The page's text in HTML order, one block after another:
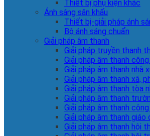
Thiết bị phụ kiện khác
Ánh sáng sân khấu
Thiết bị-giải pháp ánh
Bộ ánh sáng chuẩn
Giải pháp âm thanh
Giải pháp truyền thanh
Giải pháp âm thanh
Giải pháp âm thanh nhà
Giải pháp âm thanh xã,
Giải pháp âm thanh tòa
Giải pháp âm thanh
Giải pháp âm thanh
Giải pháp âm thanh giáo
Giải pháp âm thanh hội